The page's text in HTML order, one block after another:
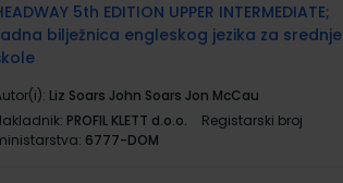
5th EDITION UPPER INTERMEDIATE;
bilježnica engleskog jezika za srednje
Liz Soars John Soars Jon McCau
PROFIL KLETT d.o.o.
Registarski broj
6777-DOM